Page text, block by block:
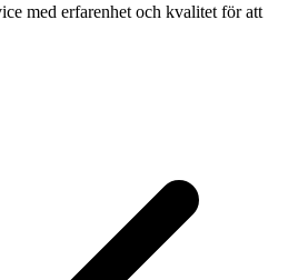
med erfarenhet och kvalitet för att